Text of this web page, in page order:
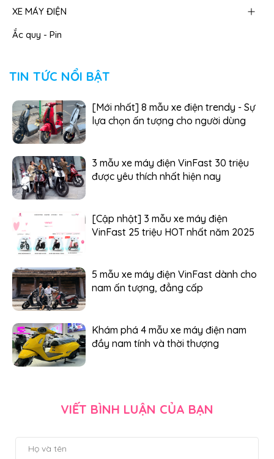
XE MÁY ĐIỆN
Ắc quy - Pin
TIN TỨC NỔI BẬT
[Mới nhất] 8 mẫu xe điện trendy - Sự
lựa chọn ấn tượng cho người dùng
3 mẫu xe máy điện VinFast 30 triệu
được yêu thích nhất hiện nay
[Cập nhật] 3 mẫu xe máy điện
VinFast 25 triệu HOT nhất năm 2025
5 mẫu xe máy điện VinFast dành cho
nam ấn tượng, đẳng cấp
Khám phá 4 mẫu xe máy điện nam
đầy nam tính và thời thượng
VIẾT BÌNH LUẬN CỦA BẠN